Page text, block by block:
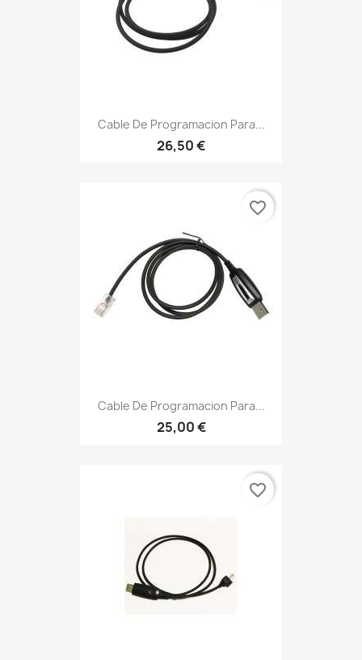
Cable De Programacion Para...
26,50 €
Cable De Programacion Para...
25,00 €
favorite_border
favorite_border